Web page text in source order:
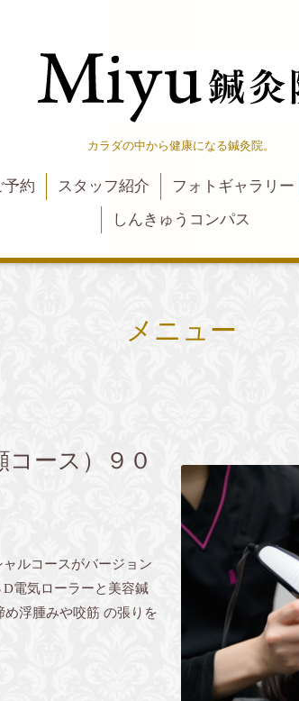
カラダの中から健康になる鍼灸院。
予約 スタッフ紹介 フォトギャラリー
しんきゅうコンパス
メニュー
ース）９０
ャルコースがバージョン
電気ローラーと美容鍼
浮腫みや咬筋 の張りを